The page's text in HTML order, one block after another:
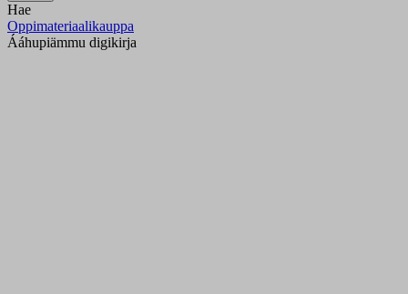
Hae
Oppimateriaalikauppa
Ááhupiämmu digikirja